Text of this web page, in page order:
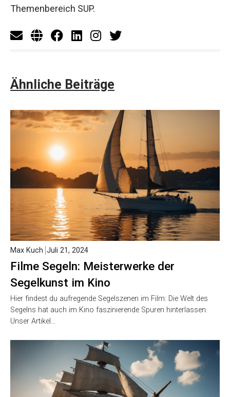
Themenbereich SUP.
Ähnliche Beiträge
Filme Segeln: Meisterwerke der
Segelkunst im Kino
Max Kuch Juli 21, 2024
Hier findest du aufregende Segelszenen im Film: Die Welt des
Segelns hat auch im Kino faszinierende Spuren hinterlassen.
Unser Artikel…